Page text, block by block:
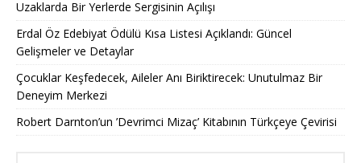
Uzaklarda Bir Yerlerde Sergisinin Açılışı
Erdal Öz Edebiyat Ödülü Kısa Listesi Açıklandı: Güncel
Gelişmeler ve Detaylar
Çocuklar Keşfedecek, Aileler Anı Biriktirecek: Unutulmaz Bir
Deneyim Merkezi
Robert Darnton’un ’Devrimci Mizaç’ Kitabının Türkçeye Çevirisi